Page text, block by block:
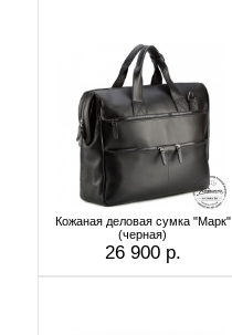
Кожаная деловая сумка "Марк"
(черная)
26 900 р.